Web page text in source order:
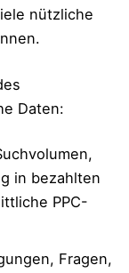
nützliche
Daten:
in bezahlten
PPC-
Fragen,